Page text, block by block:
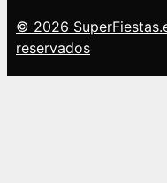
© 2026
reservados